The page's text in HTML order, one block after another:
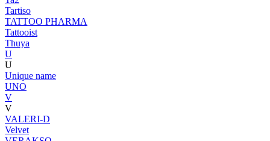
Tartiso
TATTOO PHARMA
Tattooist
Thuya
U
U
Unique name
UNO
V
V
VALERI-D
Velvet